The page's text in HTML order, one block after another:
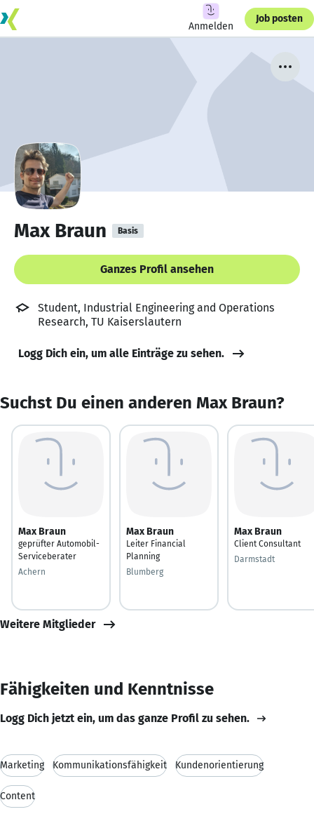
Anmelden
Job posten
Max Braun Basis
Ganzes Profil ansehen
Student, Industrial Engineering and Operations
Research, TU Kaiserslautern
Logg Dich ein, um alle Einträge zu sehen.
Suchst Du einen anderen Max Braun?
Max Braun
geprüfter Automobil-
Serviceberater
Achern
Max Braun
Leiter Financial
Planning
Blumberg
Max Braun
Client Consultant
Darmstadt
Weitere Mitglieder
Fähigkeiten und Kenntnisse
Logg Dich jetzt ein, um das ganze Profil zu sehen.
Marketing Kommunikationsfähigkeit Kundenorientierung
Content